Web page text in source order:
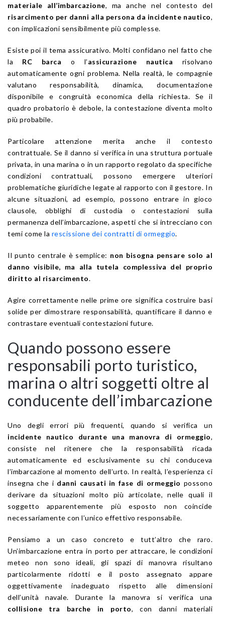
materiale all’imbarcazione, ma anche nel contesto del
risarcimento per danni alla persona da incidente nautico,
con implicazioni sensibilmente più complesse.
Esiste poi il tema assicurativo. Molti confidano nel fatto che
la RC barca o l’assicurazione nautica risolvano
automaticamente ogni problema. Nella realtà, le compagnie
valutano responsabilità, dinamica, documentazione
disponibile e congruità economica della richiesta. Se il
quadro probatorio è debole, la contestazione diventa molto
più probabile.
Particolare attenzione merita anche il contesto
contrattuale. Se il danno si verifica in una struttura portuale
privata, in una marina o in un rapporto regolato da specifiche
condizioni contrattuali, possono emergere ulteriori
problematiche giuridiche legate al rapporto con il gestore. In
alcune situazioni, ad esempio, possono entrare in gioco
clausole, obblighi di custodia o contestazioni sulla
permanenza dell’imbarcazione, aspetti che si intrecciano con
temi come la rescissione dei contratti di ormeggio.
Il punto centrale è semplice: non bisogna pensare solo al
danno visibile, ma alla tutela complessiva del proprio
diritto al risarcimento.
Agire correttamente nelle prime ore significa costruire basi
solide per dimostrare responsabilità, quantificare il danno e
contrastare eventuali contestazioni future.
Quando possono essere
responsabili porto turistico,
marina o altri soggetti oltre al
conducente dell’imbarcazione
Uno degli errori più frequenti, quando si verifica un
incidente nautico durante una manovra di ormeggio,
consiste nel ritenere che la responsabilità ricada
automaticamente ed esclusivamente su chi conduceva
l’imbarcazione al momento dell’urto. In realtà, l’esperienza ci
insegna che i danni causati in fase di ormeggio possono
derivare da situazioni molto più articolate, nelle quali il
soggetto apparentemente più esposto non coincide
necessariamente con l’unico effettivo responsabile.
Pensiamo a un caso concreto e tutt’altro che raro.
Un’imbarcazione entra in porto per attraccare, le condizioni
meteo non sono ideali, gli spazi di manovra risultano
particolarmente ridotti e il posto assegnato appare
oggettivamente inadeguato rispetto alle dimensioni
dell’unità navale. Durante la manovra si verifica una
collisione tra barche in porto, con danni materiali